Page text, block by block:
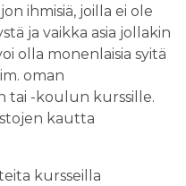
ihmisiä, joilla ei ole
ja vaikka asia jollakin
olla monenlaisia syitä
oman
tai -koulun kurssille.
kautta
kursseilla